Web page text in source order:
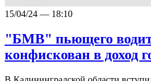
15/04/24 — 18:10
"БМВ" пьющего
конфискован в доход